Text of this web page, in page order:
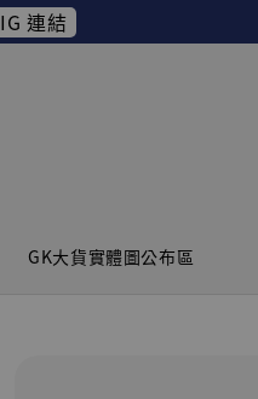
IG 連結
GK大貨實體圖公布區